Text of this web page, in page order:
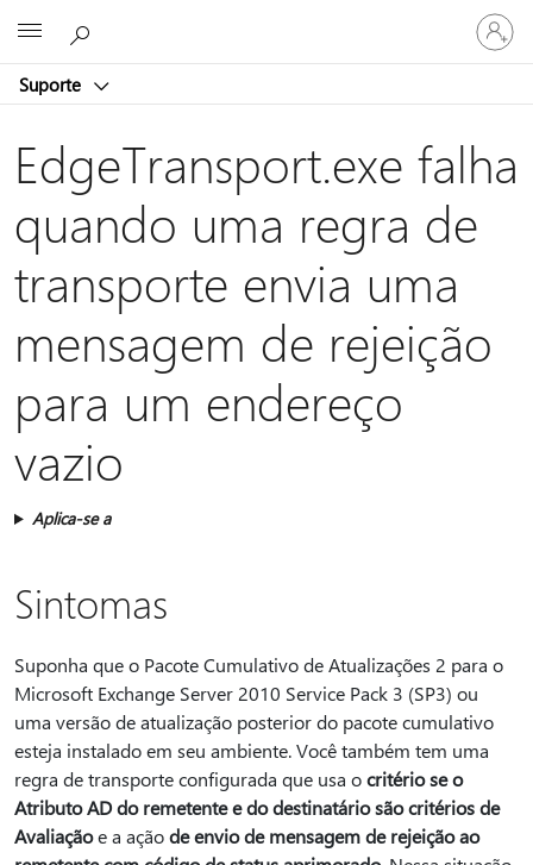
Suporte
Entre
em
sua
EdgeTransport.exe falha
quando uma regra de
transporte envia uma
mensagem de rejeição
para um endereço
vazio
Aplica-se a
Sintomas
Suponha que o Pacote Cumulativo de Atualizações 2 para o
Microsoft Exchange Server 2010 Service Pack 3 (SP3) ou
uma versão de atualização posterior do pacote cumulativo
esteja instalado em seu ambiente. Você também tem uma
regra de transporte configurada que usa ocritério se o
Atributo AD do remetente e do destinatário são critérios de
Avaliaçãoe a açãode envio de mensagem de rejeição ao